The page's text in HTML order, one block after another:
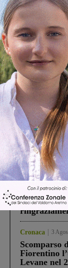
In vetrina 3
Estra
studenti
debutta il
Più lette
Figline Incisa
Piscina di
Pnrr, il
Cronaca 3
Scomparso
Fiorentino
Levane nel